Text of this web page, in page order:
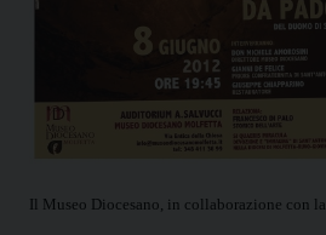
Il Museo Diocesano, in collaborazione con la